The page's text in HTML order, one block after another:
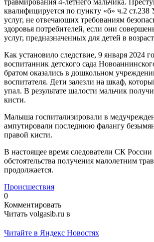
квалифицируется по пункту «б» ч.2
услуг, не отвечающих требованиям
здоровья потребителей, если они
услуг, предназначенных для детей в
Как установило следствие, 9 января 2024
воспитанник детского сада
братом оказались в дошкольном
воспитателя. Дети залезли на шкаф,
упал. В результате шалости мальчик
кисти.
Малыша госпитализировали в
ампутировали последнюю фалангу
правой кисти.
В настоящее время следователи СК России
обстоятельства получения малолетним
продолжается.
Происшествия
0
Комментировать
Читать volgasib.ru в
Читайте в Яндекс Новостях